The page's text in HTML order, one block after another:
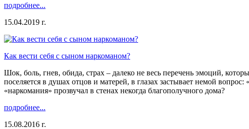
подробнее...
15.04.2019 г.
Как вести себя с сыном наркоманом?
Шок, боль, гнев, обида, страх – далеко не весь перечень эмоций,
поселяется в душах отцов и матерей, в глазах застывает немой
«наркомания» прозвучал в стенах некогда благополучного дома?
подробнее...
15.08.2016 г.